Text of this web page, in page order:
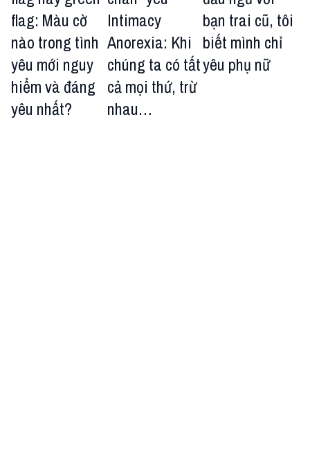
flag: Màu cờ
nào trong tình
yêu mới nguy
hiểm và đáng
yêu nhất?
Intimacy
Anorexia: Khi
chúng ta có tất
cả mọi thứ, trừ
nhau…
bạn trai cũ, tôi
biết mình chỉ
yêu phụ nữ